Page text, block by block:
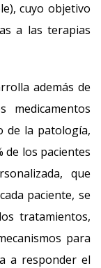
cuyo objetivo
a las terapias
además de
medicamentos
de la patología,
de los pacientes
que
paciente, se
tratamientos,
para
a responder el